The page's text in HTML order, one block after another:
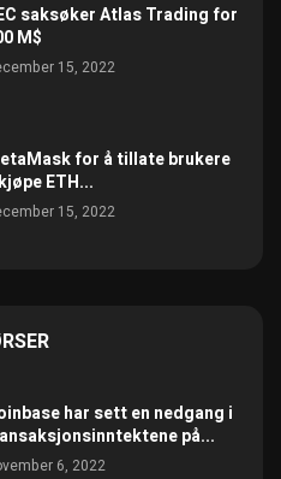
saksøker Atlas Trading for
M$
15, 2022
for å tillate brukere
ETH...
15, 2022
har sett en nedgang i
på...
6, 2022